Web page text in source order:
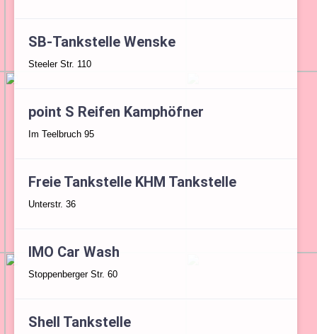
SB-Tankstelle Wenske
Steeler Str. 110
point S Reifen Kamphöfner
Im Teelbruch 95
Freie Tankstelle KHM Tankstelle
Unterstr. 36
IMO Car Wash
Stoppenberger Str. 60
Shell Tankstelle